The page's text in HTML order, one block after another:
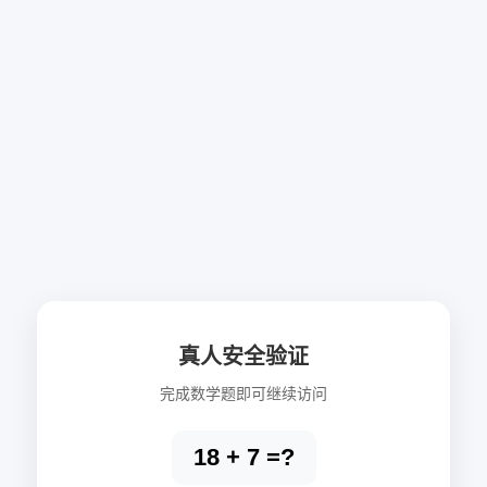
真人安全验证
完成数学题即可继续访问
18 + 7 =?